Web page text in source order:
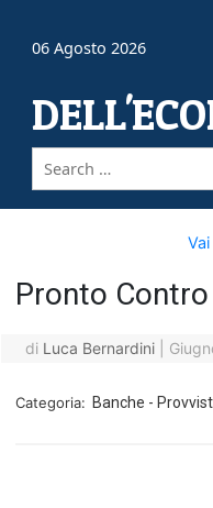
06 Agosto 2026
Pronto
di Luca Bernardini
Categoria: Banche -